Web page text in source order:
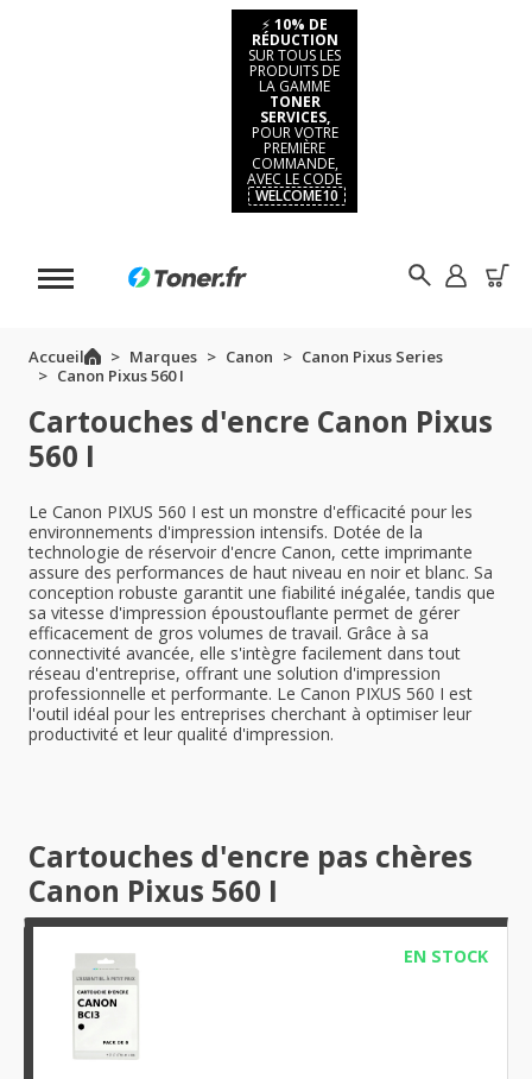
⚡ 10% DE
RÉDUCTION
SUR TOUS LES
PRODUITS DE
LA GAMME
TONER
SERVICES,
POUR VOTRE
PREMIÈRE
COMMANDE,
AVEC LE CODE
WELCOME10
Accueil Marques Canon
Canon Pixus Series
Canon Pixus 560 I
Cartouches d'encre Canon Pixus
560 I
Le Canon PIXUS 560 I est un monstre d'efficacité pour les
environnements d'impression intensifs. Dotée de la
technologie de réservoir d'encre Canon, cette imprimante
assure des performances de haut niveau en noir et blanc. Sa
conception robuste garantit une fiabilité inégalée, tandis que
sa vitesse d'impression époustouflante permet de gérer
efficacement de gros volumes de travail. Grâce à sa
connectivité avancée, elle s'intègre facilement dans tout
réseau d'entreprise, offrant une solution d'impression
professionnelle et performante. Le Canon PIXUS 560 I est
l'outil idéal pour les entreprises cherchant à optimiser leur
productivité et leur qualité d'impression.
Cartouches d'encre pas chères
Canon Pixus 560 I
EN STOCK